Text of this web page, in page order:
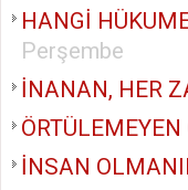
HANGİ
Perşembe
İNANAN, HER
ÖRTÜLEMEYEN
İNSAN